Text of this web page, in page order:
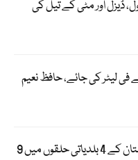
ڈیزل اور مٹی کے تیل کی
کی قیمت 228 روپے فی لیٹر کی جائے، حافظ نعیم
الیکشن کمیشن نے بلوچستان کے 4 بلدیاتی حلقوں میں 9